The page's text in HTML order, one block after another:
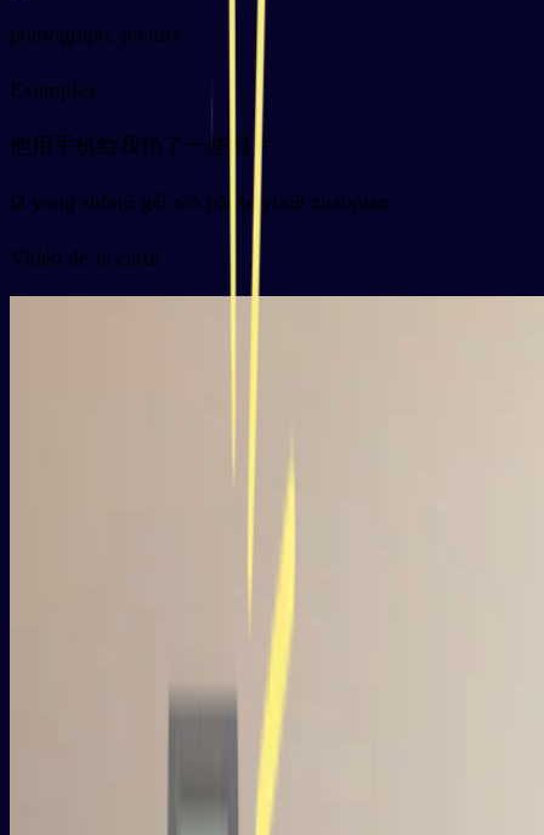
photograph, picture
Exemples
他用手机给我拍了一些照片
tā yòng shǒujī gěi wǒ pāi le yìxiē zhàopiàn
Vidéo de la carte